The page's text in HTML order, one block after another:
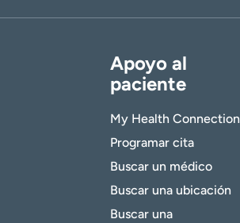
Apoyo al
paciente
My Health Connection
Programar cita
Buscar un médico
Buscar una ubicación
Buscar una